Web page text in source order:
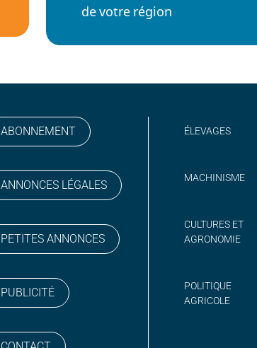
de votre région
ABONNEMENT
ANNONCES LÉGALES
PETITES ANNONCES
PUBLICITÉ
ÉLEVAGES
MACHINISME
CULTURES ET
AGRONOMIE
POLITIQUE
AGRICOLE